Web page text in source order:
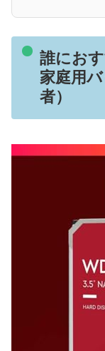
誰にお
家庭用
者）